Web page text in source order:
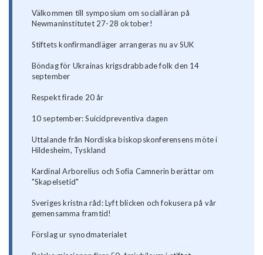
Välkommen till symposium om socialläran på
Newmaninstitutet 27-28 oktober!
Stiftets konfirmandläger arrangeras nu av SUK
Böndag för Ukrainas krigsdrabbade folk den 14
september
Respekt firade 20 år
10 september: Suicidpreventiva dagen
Uttalande från Nordiska biskopskonferensens möte i
Hildesheim, Tyskland
Kardinal Arborelius och Sofia Camnerin berättar om
"Skapelsetid"
Sveriges kristna råd: Lyft blicken och fokusera på vår
gemensamma framtid!
Förslag ur synodmaterialet